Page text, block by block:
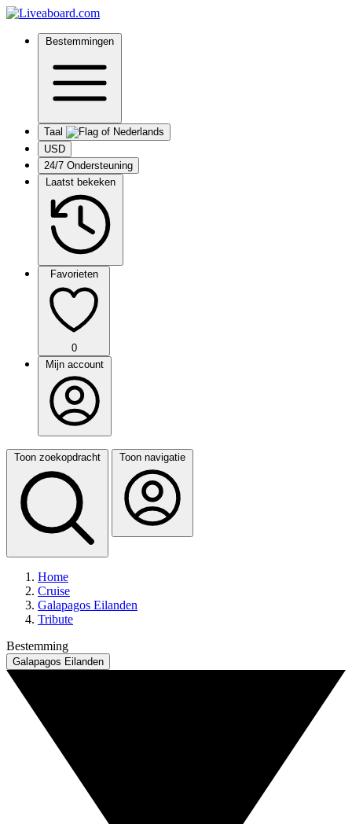
Bestemmingen
Taal
USD
24/7 Ondersteuning
Laatst bekeken
Favorieten
0
Mijn account
Toon zoekopdracht Toon navigatie
Home
Cruise
Galapagos Eilanden
Tribute
Bestemming
Galapagos Eilanden